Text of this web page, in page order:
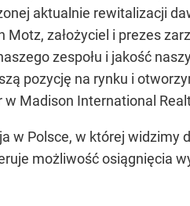
aktualnie rewitalizacji
założyciel i prezes
zespołu i jakość
pozycję na rynku i
Madison International
w Polsce, w której widzimy
możliwość osiągnięcia